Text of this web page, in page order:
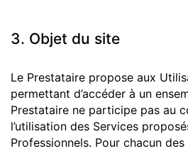
3. Objet du site
Le Prestataire propose aux
permettant d’accéder à un
Prestataire ne participe pas au
l’utilisation des Services
Professionnels. Pour chacun